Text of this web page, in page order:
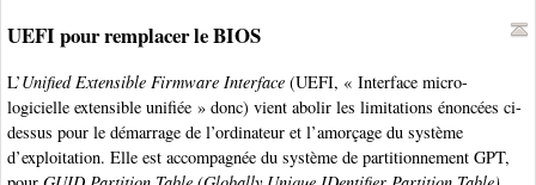
UEFI pour remplacer le BIOS
L’Unified Extensible Firmware Interface (UEFI, « Interface micro-
logicielle extensible unifiée » donc) vient abolir les limitations énoncées ci-
dessus pour le démarrage de l’ordinateur et l’amorçage du système
d’exploitation. Elle est accompagnée du système de partitionnement GPT,